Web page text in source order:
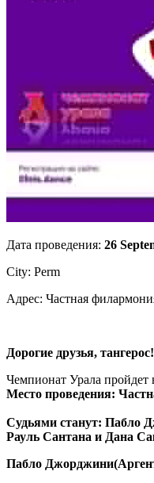
Дата проведения: 26
City: Perm
Адрес: Частная
Дорогие друзья, тангерос!
Чемпионат Урала пройдет
Место проведения:
Судьями станут: Пабло
Рауль Сантана и Дана
Пабло